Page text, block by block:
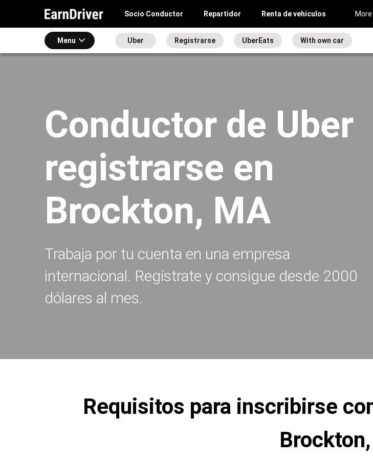
Socio Conductor Repartidor Renta de vehículos More
Menu Uber Registrarse UberEats With own car
Conductor de Uber
registrarse en
Brockton, MA
Trabaja por tu cuenta en una empresa
internacional. Regístrate y consigue desde 2000
dólares al mes.
Requisitos para inscribirse